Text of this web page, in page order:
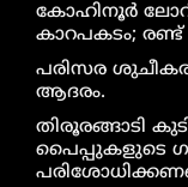
കോഹിനൂർ
കാറപകടം; രണ്ട്
പരിസര
ആദരം.
തിരൂരങ്ങാടി
പൈപ്പുകളുടെ